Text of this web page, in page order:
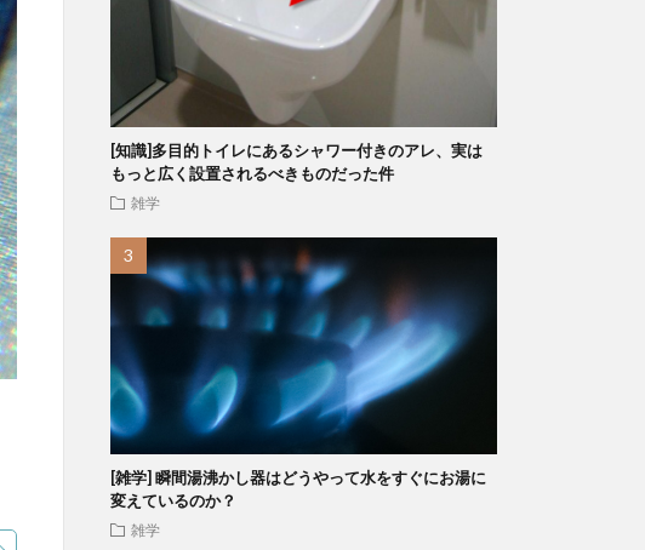
[知識]多目的トイレにあるシャワー付きのアレ、実は
もっと広く設置されるべきものだった件
雑学
[雑学] 瞬間湯沸かし器はどうやって水をすぐにお湯に
変えているのか？
雑学